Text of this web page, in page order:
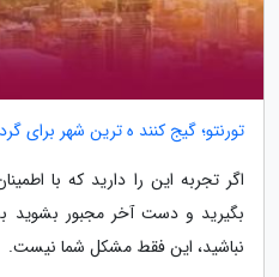
تورنتو؛ گیج کنند ه ترین شهر برای
اگر تجربه این را دارید که با
بگیرید و دست آخر مجبور بشوید
نباشید، این فقط مشکل شما نیست.